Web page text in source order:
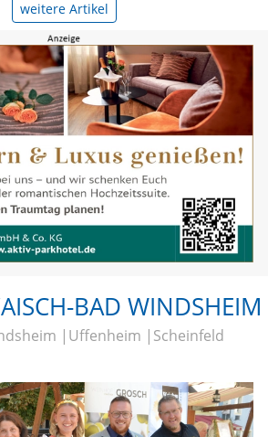
weitere Artikel
BAD WINDSHEIM
Uffenheim Scheinfeld